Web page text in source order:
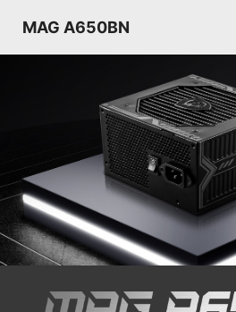
MAG A650BN